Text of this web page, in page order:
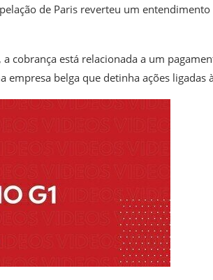
de Paris reverteu um
a cobrança está relacionada a um
empresa belga que detinha ações ligadas